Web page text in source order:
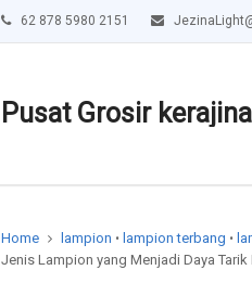
62 878 5980 2151
Pusat Grosir
Home lampion • lampion terbang •
Jenis Lampion yang Menjadi Daya Tarik